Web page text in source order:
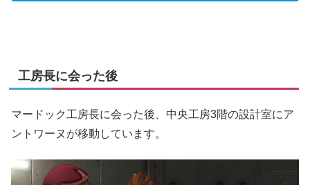
工房長に会った後
マードック工房長に会った後、中央工房3階の設計室にア
ントワーヌが移動しています。